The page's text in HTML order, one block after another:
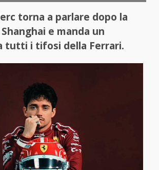
torna a parlare dopo la
e manda un
tutti i tifosi della Ferrari.